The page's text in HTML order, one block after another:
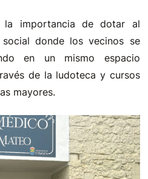
la importancia de dotar al
donde los vecinos se
en un mismo espacio
de la ludoteca y cursos
mayores.